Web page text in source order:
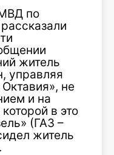
по
житель
управляя
не
и на
в это
(ГАЗ –
житель